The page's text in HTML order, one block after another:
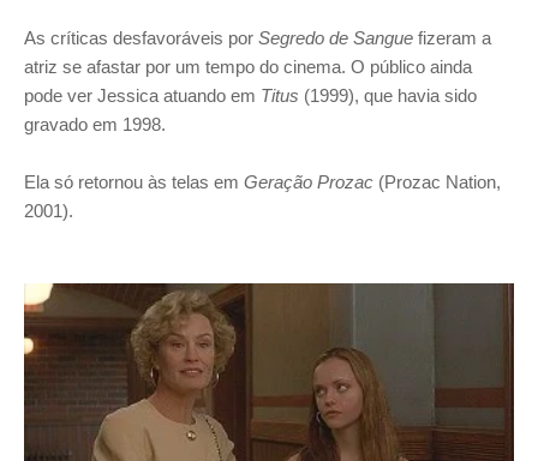
As críticas desfavoráveis por Segredo de Sangue fizeram a
atriz se afastar por um tempo do cinema. O público ainda
pode ver Jessica atuando em Titus (1999), que havia sido
gravado em 1998.
Ela só retornou às telas em Geração Prozac (Prozac Nation,
2001).